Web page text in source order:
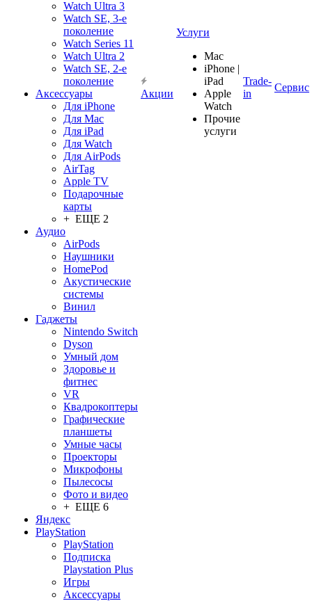
Watch Ultra 3
Watch SE, 3-е
поколение
Watch Series 11
Watch Ultra 2
Watch SE, 2-е
поколение
Аксессуары
Для iPhone
Для Mac
Для iPad
Для Watch
Для AirPods
AirTag
Apple TV
Подарочные
карты
+ ЕЩЕ 2
Аудио
AirPods
Наушники
HomePod
Акустические
системы
Винил
Гаджеты
Nintendo Switch
Dyson
Умный дом
Здоровье и
фитнес
VR
Квадрокоптеры
Графические
планшеты
Умные часы
Проекторы
Микрофоны
Пылесосы
Фото и видео
+ ЕЩЕ 6
Яндекс
PlayStation
PlayStation
Подписка
Playstation Plus
Игры
Аксессуары
Акции
Услуги
Mac
iPhone |
iPad
Apple
Watch
Прочие
услуги
Trade-
in
Сервис